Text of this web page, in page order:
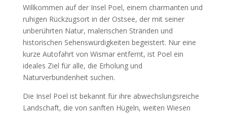
Willkommen auf der Insel Poel, einem charmanten und
ruhigen Rückzugsort in der Ostsee, der mit seiner
unberührten Natur, malerischen Stränden und
historischen Sehenswürdigkeiten begeistert. Nur eine
kurze Autofahrt von Wismar entfernt, ist Poel ein
ideales Ziel für alle, die Erholung und
Naturverbundenheit suchen.
Die Insel Poel ist bekannt für ihre abwechslungsreiche
Landschaft, die von sanften Hügeln, weiten Wiesen